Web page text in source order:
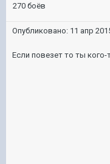
270 боёв
Опубликовано: 11 апр
Если повезет то ты